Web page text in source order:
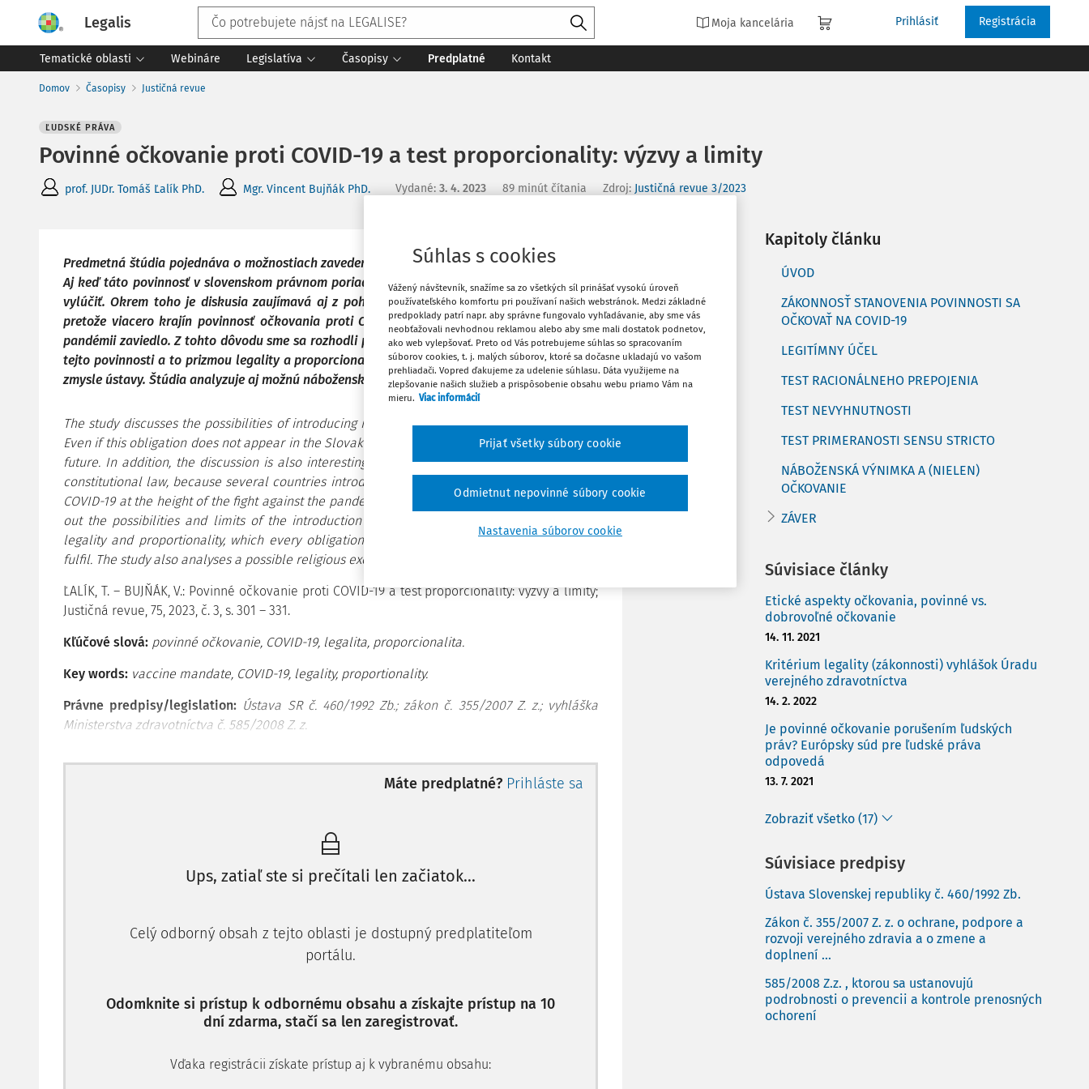
Legalis Moja kancelária Prihlásiť Registrácia
Tematické oblasti Webináre Legislatíva Časopisy Predplatné Kontakt
Domov Časopisy Justičná revue
ĽUDSKÉ PRÁVA
Povinné očkovanie proti COVID-19 a test proporcionality: výzvy a limity
prof. JUDr. Tomáš Ľalík PhD. Mgr. Vincent Bujňák PhD. Vydané: 3. 4. 2023 89 minút čítania Zdroj: Justičná revue 3/2023
Predmetná štúdia pojednáva o možnostiach zavedenia povinného očkovania proti COVID-19.
Aj keď táto povinnosť v slovenskom právnom poriadku nefiguruje, v budúcnosti ju nemožno
vylúčiť. Okrem toho je diskusia zaujímavá aj z pohľadu komparatívneho ústavného práva,
pretože viacero krajín povinnosť očkovania proti COVID-19 v čase vrcholiaceho boja proti
pandémii zaviedlo. Z tohto dôvodu sme sa rozhodli poukázať na možnosti a limity zavedenia
tejto povinnosti a to prizmou legality a proporcionality, ktoré musí každá povinnosť splniť v
zmysle ústavy. Štúdia analyzuje aj možnú náboženskú výnimku z povinného očkovania.
The study discusses the possibilities of introducing mandatory vaccination against COVID-19.
Even if this obligation does not appear in the Slovak legal order, it cannot be ruled out in the
future. In addition, the discussion is also interesting from the point of view of comparative
constitutional law, because several countries introduced the obligation to vaccinate against
COVID-19 at the height of the fight against the pandemic. For this reason, we decided to point
out the possibilities and limits of the introduction of this obligation through the prism of
legality and proportionality, which every obligation in the Slovak constitutional ordermust
fulfil. The study also analyses a possible religious exemption from mandatory vaccination.
ĽALÍK, T. – BUJŇÁK, V.: Povinné očkovanie proti COVID-19 a test proporcionality: výzvy a limity;
Justičná revue, 75, 2023, č. 3, s. 301 – 331.
Kľúčové slová: povinné očkovanie, COVID-19, legalita, proporcionalita.
Key words: vaccine mandate, COVID-19, legality, proportionality.
Právne predpisy/legislation: Ústava SR č. 460/1992 Zb.; zákon č. 355/2007 Z. z.; vyhláška
Ministerstva zdravotníctva č. 585/2008 Z. z.
Cez paradigmatické obmedzenia ľudských práv, karantény až po (povinné) testovania,
lockdowny či izoláciu. Jedným z aspektov prinášajúcich nádej v istej fáze boja proti vírusu
bolo očkovanie. Najprv bolo v diskurze prezentované ako dobrovoľné či prirodzené (veď kto
by sa už nechcel chrániť proti zákernej chorobe), ale neskôr v prípade zlyhania dobrovoľnosti
krajinách sa táto právna povinnosť v tej či inej forme nakoniec aj dostala do právneho
a 2022, keď spoločnosť bola frustrovaná z ďalších a ďalších obmedzení, sa aj u nás uvažovalo
o zavedení právnej povinnosti očkovania proti COVID-19. Ministerstvo zdravotníctva v januári
uznesenia vlády č. 736 z 8. decembra 2021, na ktorú budeme v článku pravidelne odkazovať a
Máte predplatné? Prihláste sa
Ups, zatiaľ ste si prečítali len začiatok...
Celý odborný obsah z tejto oblasti je dostupný predplatiteľom
portálu.
Odomknite si prístup k odbornému obsahu a získajte prístup na 10
dní zdarma, stačí sa len zaregistrovať.
Vďaka registrácii získate prístup aj k vybranému obsahu:
Obľúbené
Zdieľať
Kapitoly článku
ÚVOD
ZÁKONNOSŤ STANOVENIA POVINNOSTI SA
OČKOVAŤ NA COVID-19
LEGITÍMNY ÚČEL
TEST RACIONÁLNEHO PREPOJENIA
TEST NEVYHNUTNOSTI
TEST PRIMERANOSTI SENSU STRICTO
NÁBOŽENSKÁ VÝNIMKA A (NIELEN)
OČKOVANIE
ZÁVER
Súvisiace články
Etické aspekty očkovania, povinné vs.
dobrovoľné očkovanie
14. 11. 2021
Kritérium legality (zákonnosti) vyhlášok Úradu
verejného zdravotníctva
14. 2. 2022
Je povinné očkovanie porušením ľudských
práv? Európsky súd pre ľudské práva
odpovedá
13. 7. 2021
Zobraziť všetko (17)
Súvisiace predpisy
Ústava Slovenskej republiky č. 460/1992 Zb.
Zákon č. 355/2007 Z. z. o ochrane, podpore a
rozvoji verejného zdravia a o zmene a
doplnení ...
585/2008 Z.z. , ktorou sa ustanovujú
podrobnosti o prevencii a kontrole prenosných
ochorení
Súhlas s cookies
Vážený návštevník, snažíme sa zo všetkých síl prinášať vysokú úroveň
používateľského komfortu pri používaní našich webstránok. Medzi základné
predpoklady patrí napr. aby správne fungovalo vyhľadávanie, aby sme vás
neobťažovali nevhodnou reklamou alebo aby sme mali dostatok podnetov,
ako web vylepšovať. Preto od Vás potrebujeme súhlas so spracovaním
súborov cookies, t. j. malých súborov, ktoré sa dočasne ukladajú vo vašom
prehliadači. Vopred ďakujeme za udelenie súhlasu. Dáta využijeme na
zlepšovanie našich služieb a prispôsobenie obsahu webu priamo Vám na
mieru. Viac informácií
Nastavenia súborov cookie
Odmietnut nepovinné súbory cookie
Prijať všetky súbory cookie